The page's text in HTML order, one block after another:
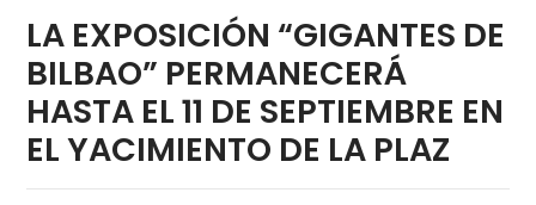
LA EXPOSICIÓN “GIGANTES DE
BILBAO” PERMANECERÁ
HASTA EL 11 DE SEPTIEMBRE EN
EL YACIMIENTO DE LA PLAZ